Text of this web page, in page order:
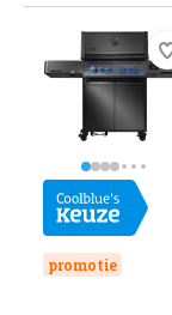
promotie
Beoordeling is 9,6